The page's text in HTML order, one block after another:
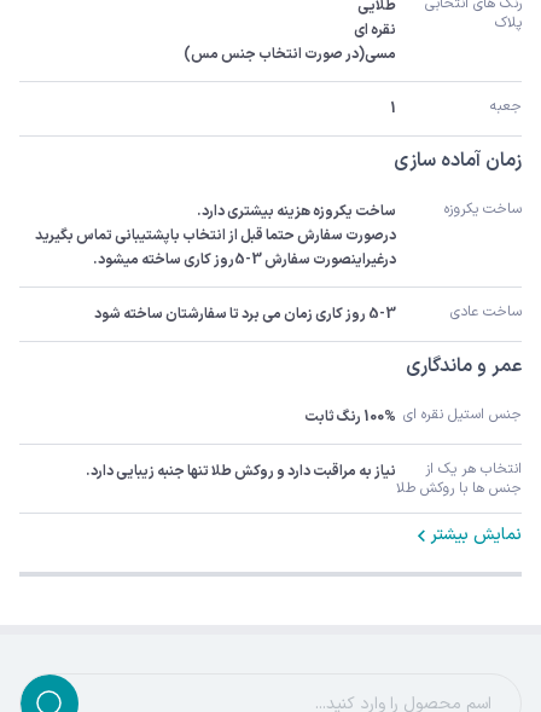
پلاک
مسی(در صورت انتخاب جنس مس)
جعبه 1
زمان آماده سازی
ساخت یکروزه
درغیراینصورت سفارش 3-5روز کاری ساخته میشود.
ساخت عادی 5-3 روز کاری زمان می برد تا سفارشتان ساخته شود
عمر و ماندگاری
جنس استیل نقره ای 100% رنگ ثابت
جنس ها با روکش طلا
نیاز به مراقبت دارد و روکش طلا تنها جنبه زیبایی دارد.
نمایش بیشتر